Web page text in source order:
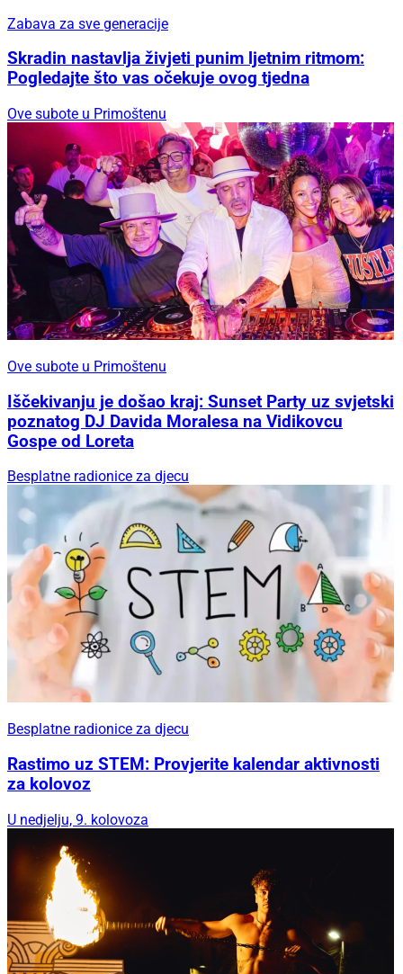
Zabava za sve generacije
Skradin nastavlja živjeti punim ljetnim ritmom:
Pogledajte što vas očekuje ovog tjedna
Ove subote u Primoštenu
Ove subote u Primoštenu
Iščekivanju je došao kraj: Sunset Party uz svjetski
poznatog DJ Davida Moralesa na Vidikovcu
Gospe od Loreta
Besplatne radionice za djecu
Besplatne radionice za djecu
Rastimo uz STEM: Provjerite kalendar aktivnosti
za kolovoz
U nedjelju, 9. kolovoza